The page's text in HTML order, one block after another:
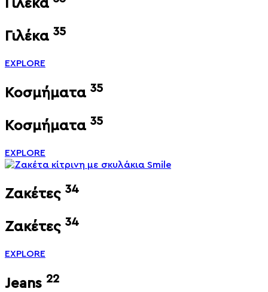
Γιλέκα
Γιλέκα 35
EXPLORE
Κοσμήματα 35
Κοσμήματα 35
EXPLORE
Ζακέτες 34
Ζακέτες 34
EXPLORE
Jeans 22